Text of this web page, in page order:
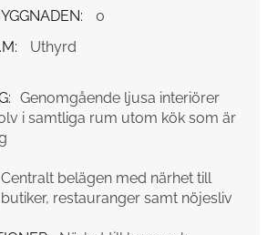
0
Uthyrd
Genomgående ljusa interiörer
i samtliga rum utom kök som är
Centralt belägen med närhet till
restauranger samt nöjesliv